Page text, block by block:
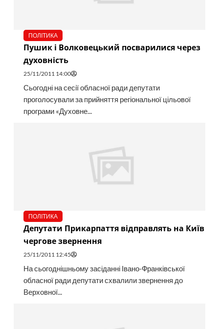
ПОЛІТИКА
Пушик і Волковецький посварилися через
духовність
25/11/2011 14:00
Сьогодні на сесії обласної ради депутати
проголосували за прийняття регіональної цільової
програми «Духовне...
ПОЛІТИКА
Депутати Прикарпаття відправлять на Київ
чергове звернення
25/11/2011 12:45
На сьогоднішньому засіданні Івано-Франківської
обласної ради депутати схвалили звернення до
Верховної...